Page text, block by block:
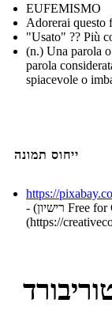
EUFEMISMO
Adorerai questo
"Usato" ?? Più
(n.) Una parola
parola
spiacevole o
ייחוס תמונה
https://
- (רישיון Free for Commercial Use / No Attribution Required
(https://